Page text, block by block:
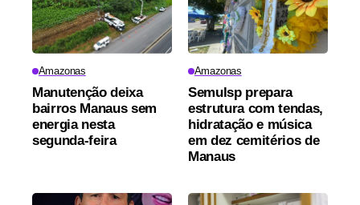
Amazonas
Manutenção deixa
bairros Manaus sem
energia nesta
segunda-feira
Amazonas
Semulsp prepara
estrutura com tendas,
hidratação e música
em dez cemitérios de
Manaus